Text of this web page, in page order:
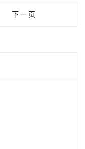
POLICY &
下一篇文章: 使命
下一页